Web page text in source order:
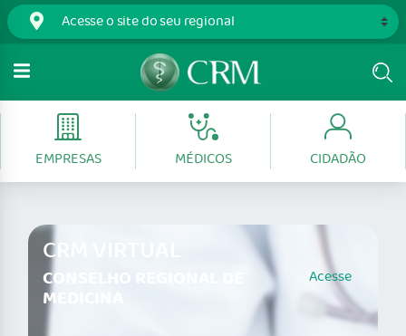
EMPRESAS MÉDICOS CIDADÃO
CRM VIRTUAL
CONSELHO REGIONAL DE
MEDICINA
Acesse